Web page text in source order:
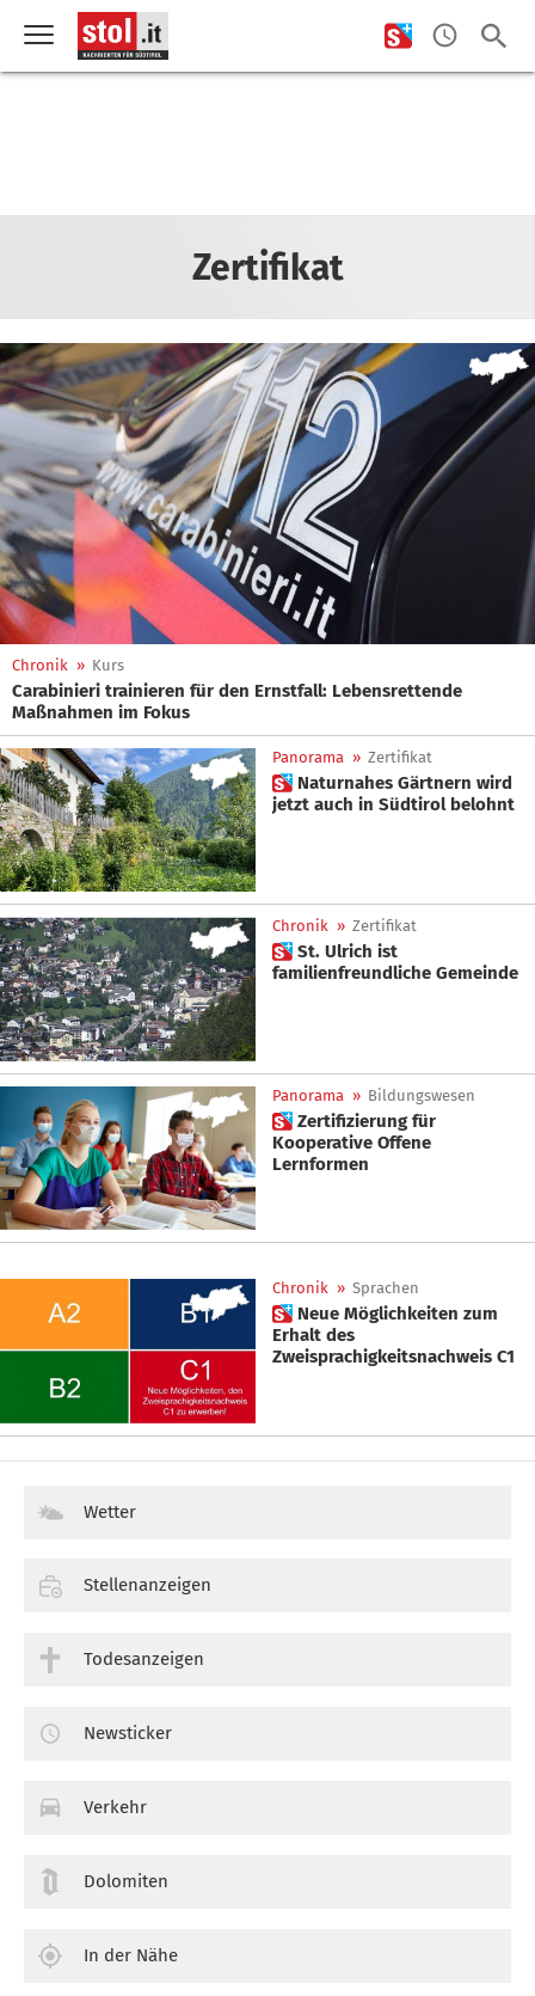
Zertifikat
Chronik » Kurs
Carabinieri trainieren für den Ernstfall: Lebensrettende
Maßnahmen im Fokus
Panorama » Zertifikat
 Naturnahes Gärtnern wird
jetzt auch in Südtirol belohnt
Chronik » Zertifikat
 St. Ulrich ist
familienfreundliche Gemeinde
Panorama » Bildungswesen
 Zertifizierung für
Kooperative Offene
Lernformen
Chronik » Sprachen
 Neue Möglichkeiten zum
Erhalt des
Zweisprachigkeitsnachweis C1
Wetter
Stellenanzeigen
Todesanzeigen
Newsticker
Verkehr
Dolomiten
In der Nähe